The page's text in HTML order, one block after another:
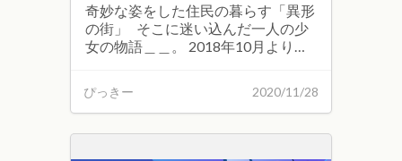
奇妙な姿をした住民の暮らす「異形
の街」 そこに迷い込んだ一人の少
女の物語＿＿。 2018年10月より長
て公開しました。 少女を操作し、
奇妙な街を進む謎解き探索アドベン
チャーゲームです。 ゲーム概要 ■ジ
2020/11/28
ぴっきー